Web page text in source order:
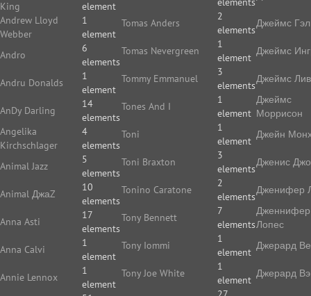
King
element
Andrew Lloyd
Webber
1
element
Andro
6
elements
Andru Donalds
1
element
AnDy Darling
14
elements
Angelika
Kirchschlager
4
elements
Animal Jazz
5
elements
Animal ДжаZ
10
elements
Anna Asti
17
elements
Anna Calvi
1
element
Annie Lennox
1
element
Tomas Anders
2
elements
Tomas Nevergreen
1
element
Tommy Emmanuel
3
elements
Tones And I
1
element
Toni
1
element
Toni Braxton
3
elements
Tonino Caratone
2
elements
Tony Bennett
7
elements
Tony Iommi
1
element
Tony Joe White
1
element
Джеймс
Джеймс
Джеймс
Джеймс
Моррисон
Джейн
Дженис
Дженифер
Дженнифер
Лопес
Джерард
Джерард